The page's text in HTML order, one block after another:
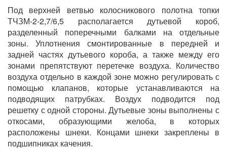
Под верхней ветвью колосникового полотна топки
ТЧЗМ-2-2,7/6,5 располагается дутьевой короб,
разделенный поперечными балками на отдельные
зоны. Уплотнения смонтированные в передней и
задней частях дутьевого короба, а также между его
зонами препятствуют перетечке воздуха. Количество
воздуха отдельно в каждой зоне можно регулировать с
помощью клапанов, которые устанавливаются на
подводящих патрубках. Воздух подводится под
решетку с одной стороны. Дутьевые зоны выполнены с
откосами, образующими желоба, в которых
расположены шнеки. Концами шнеки закреплены в
подшипниках качения.